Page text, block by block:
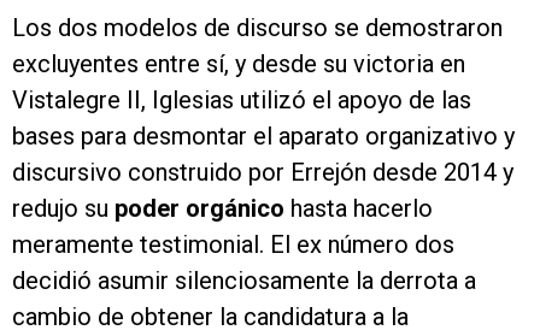
Los dos modelos de discurso se demostraron
excluyentes entre sí, y desde su victoria en
Vistalegre II, Iglesias utilizó el apoyo de las
bases para desmontar el aparato organizativo y
discursivo construido por Errejón desde 2014 y
redujo su poder orgánico hasta hacerlo
meramente testimonial. El ex número dos
decidió asumir silenciosamente la derrota a
cambio de obtener la candidatura a la